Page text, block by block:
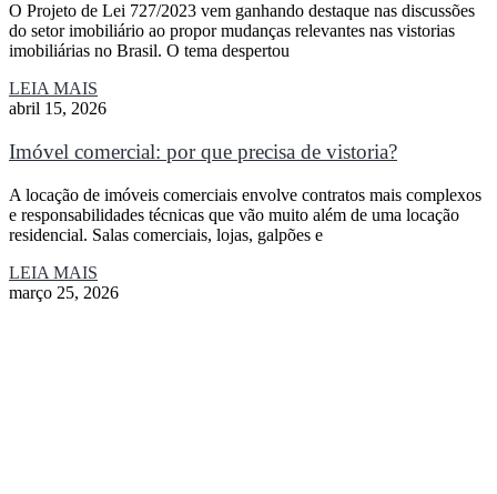
O Projeto de Lei 727/2023 vem ganhando destaque nas discussões
do setor imobiliário ao propor mudanças relevantes nas vistorias
imobiliárias no Brasil. O tema despertou
LEIA MAIS
abril 15, 2026
Imóvel comercial: por que precisa de vistoria?
A locação de imóveis comerciais envolve contratos mais complexos
e responsabilidades técnicas que vão muito além de uma locação
residencial. Salas comerciais, lojas, galpões e
LEIA MAIS
março 25, 2026